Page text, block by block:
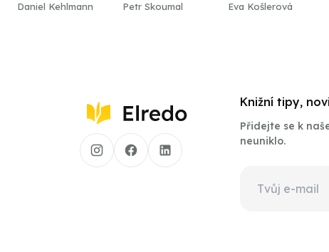
Daniel Kehlmann
Petr Skoumal Eva Košlerová
Knižní tipy,
Přidejte se k
neuniklo.